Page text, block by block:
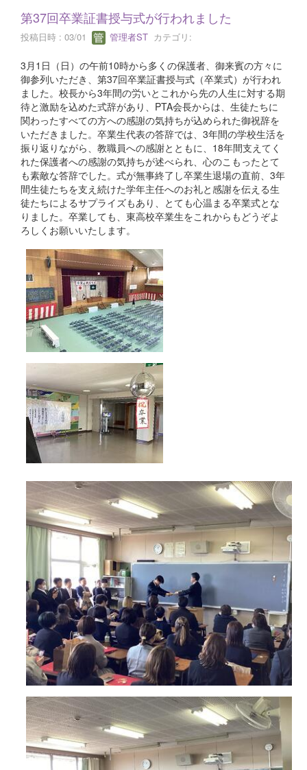
第37回卒業証書授与式が行われました
投稿日時 : 03/01 管理者ST カテゴリ:
3月1日（日）の午前10時から多くの保護者、御来賓の方々に
御参列いただき、第37回卒業証書授与式（卒業式）が行われ
ました。校長から3年間の労いとこれから先の人生に対する期
待と激励を込めた式辞があり、PTA会長からは、生徒たちに
関わったすべての方への感謝の気持ちが込められた御祝辞を
いただきました。卒業生代表の答辞では、3年間の学校生活を
振り返りながら、教職員への感謝とともに、18年間支えてく
れた保護者への感謝の気持ちが述べられ、心のこもったとて
も素敵な答辞でした。式が無事終了し卒業生退場の直前、3年
間生徒たちを支え続けた学年主任へのお礼と感謝を伝える生
徒たちによるサプライズもあり、とても心温まる卒業式とな
りました。卒業しても、東高校卒業生をこれからもどうぞよ
ろしくお願いいたします。